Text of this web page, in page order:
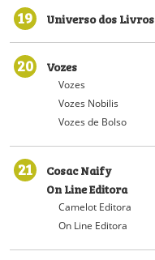
19 Universo dos Livros
20 Vozes
Vozes
Vozes Nobilis
Vozes de Bolso
21
Cosac Naify
On Line Editora
Camelot Editora
On Line Editora